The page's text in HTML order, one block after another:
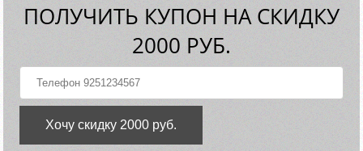
ПОЛУЧИТЬ КУПОН НА СКИДКУ
2000 РУБ.
Хочу скидку 2000 руб.